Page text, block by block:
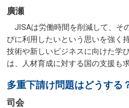
廣瀬
JISAは労働時間を削減して、そ
びに利用したいという思いを強く
技術や新しいビジネスに向けた学
は、人材育成に対する国の支援も
多重下請け問題はどうする
司会